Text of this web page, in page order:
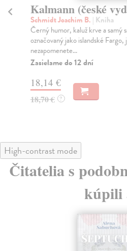
Kalmann (české
Schmidt Joachim B. | Kniha
Černý humor, kaluž krve a samý
označovaný jako islandské Fargo,
nezapomenete...
Zasielame do 12 dní
18,14 €
18,70 € ?
High-contrast mode
Čitatelia s
kúpili